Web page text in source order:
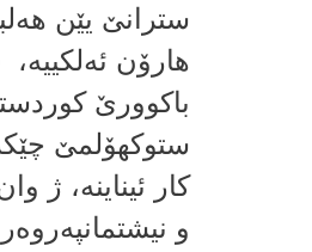
سترانێ یێن
هارۆن
باكوورێ
ستوكهۆلمێ
کار ئیناینە، ژ
و